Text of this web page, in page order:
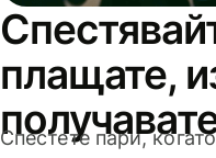
плащате,
Спестете пари,